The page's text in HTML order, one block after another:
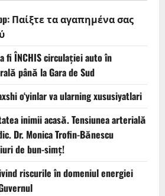
Παίξτε τα αγαπημένα σας
fi ÎNCHIS circulației auto în
până la Gara de Sud
o‘yinlar va ularning xususiyatlari
inimii acasă. Tensiunea arterială
Dr. Monica Trofin-Bănescu
de bun-simț!
riscurile în domeniul energiei